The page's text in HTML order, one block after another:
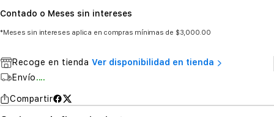
Contado o Meses sin intereses
*Meses sin intereses aplica en compras mínimas de $3,000.00
Recoge en tienda Ver disponibilidad en tienda
Envío....
Compartir